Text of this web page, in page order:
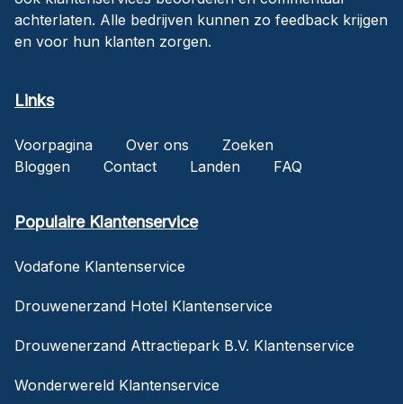
achterlaten. Alle bedrijven kunnen zo feedback krijgen
en voor hun klanten zorgen.
Links
Voorpagina Over ons
Zoeken
Bloggen
Contact Landen FAQ
Populaire Klantenservice
Vodafone Klantenservice
Drouwenerzand Hotel Klantenservice
Drouwenerzand Attractiepark B.V. Klantenservice
Wonderwereld Klantenservice